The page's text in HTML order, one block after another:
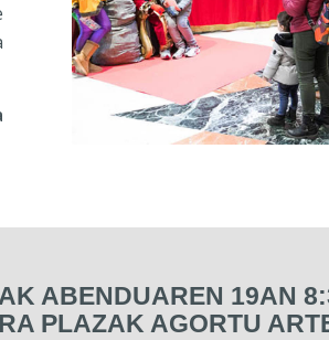
ABENDUAREN 19AN
PLAZAK AGORTU